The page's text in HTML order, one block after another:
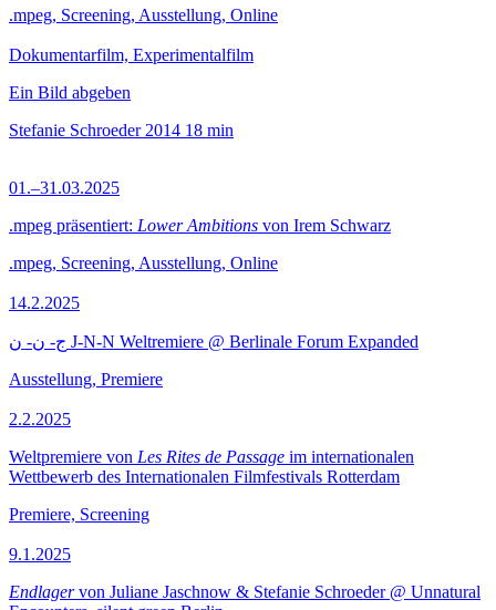
.mpeg, Screening, Ausstellung, Online
Dokumentarfilm, Experimentalfilm
Ein Bild abgeben
Stefanie Schroeder 2014 18 min
01.–31.03.2025
.mpeg präsentiert: Lower Ambitions von Irem Schwarz
.mpeg, Screening, Ausstellung, Online
14.2.2025
ج- ن- ن J-N-N Weltremiere @ Berlinale Forum Expanded
Ausstellung, Premiere
2.2.2025
Weltpremiere von Les Rites de Passage im internationalen
Wettbewerb des Internationalen Filmfestivals Rotterdam
Premiere, Screening
9.1.2025
Endlagervon Juliane Jaschnow & Stefanie Schroeder @ Unnatural